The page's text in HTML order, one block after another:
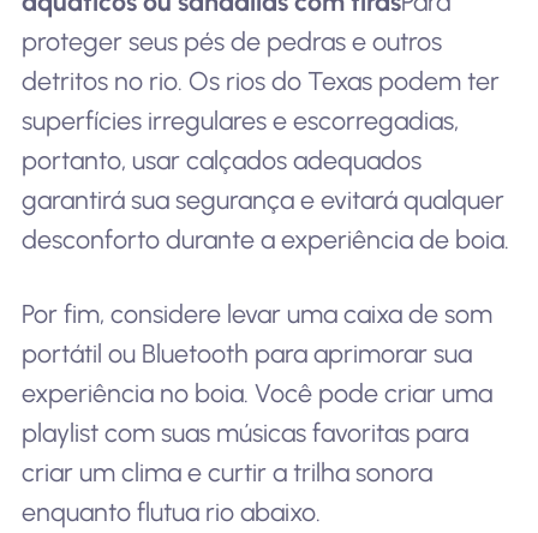
proteger seus pés de pedras e outros
detritos no rio. Os rios do Texas podem ter
superfícies irregulares e escorregadias,
portanto, usar calçados adequados
garantirá sua segurança e evitará qualquer
desconforto durante a experiência de boia.
Por fim, considere levar uma caixa de som
portátil ou Bluetooth para aprimorar sua
experiência no boia. Você pode criar uma
playlist com suas músicas favoritas para
criar um clima e curtir a trilha sonora
enquanto flutua rio abaixo.